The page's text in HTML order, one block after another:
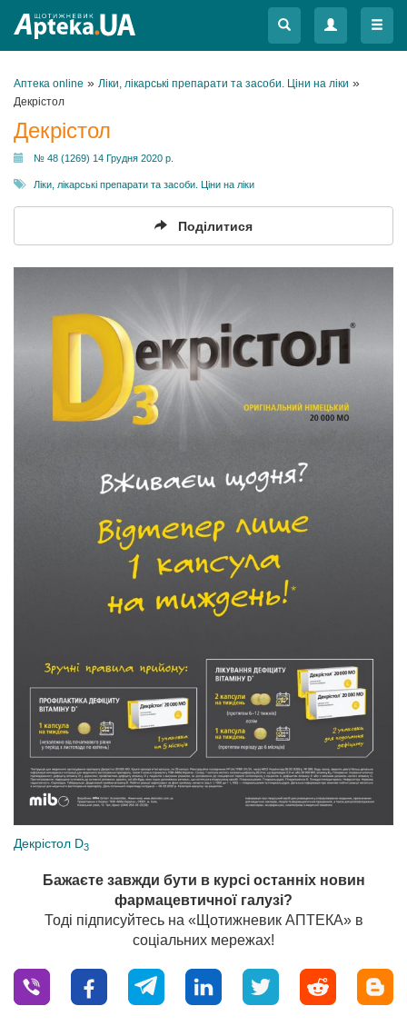
Меню
Меню
Аптека online » Ліки, лікарські препарати та засоби. Ціни на ліки »
Декрістол
Декрістол
№ 48 (1269) 14 Грудня 2020 р.
Ліки, лікарські препарати та засоби. Ціни на ліки
Поділитися
Декрістол D3
Бажаєте завжди бути в курсі останніх новин
фармацевтичної галузі?
Тоді підписуйтесь на «Щотижневик АПТЕКА» в
соціальних мережах!